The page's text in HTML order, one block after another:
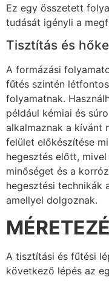
Ez egy összetett
tudását igényli a
Tisztítás és
A formázási
fűtés szintén
folyamatnak.
például kémiai és
alkalmaznak a kívánt
felület előkészítése
hegesztés előtt,
minőséget és a
hegesztési technikák
amellyel dolgoznak.
A tisztítási és fűtési
következő lépés az